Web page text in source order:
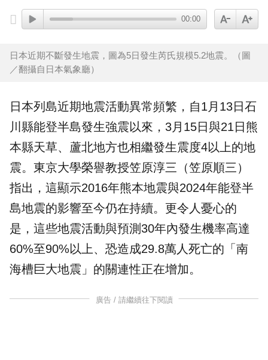
00:00
日本近期不斷發生地震，圖為5日發生芮氏規模5.2地震。（圖
／翻攝自日本氣象廳）
日本列島近期地震活動異常頻繁，自1月13日石
川縣能登半島發生強震以來，3月15日與21日熊
本縣天草、蘆北地方也相繼發生震度4以上的地
震。東京大學榮譽教授笠原淳三（笠原順三）
指出，這顯示2016年熊本地震與2024年能登半
島地震的影響至今仍在持續。更令人憂心的
是，這些地震活動與預測30年內發生機率高達
60%至90%以上、恐造成29.8萬人死亡的「 南
海槽巨大地震」的關連性正在增加。
廣告 / 請繼續往下閱讀